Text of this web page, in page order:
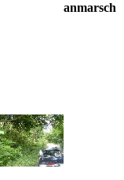
anmarsch